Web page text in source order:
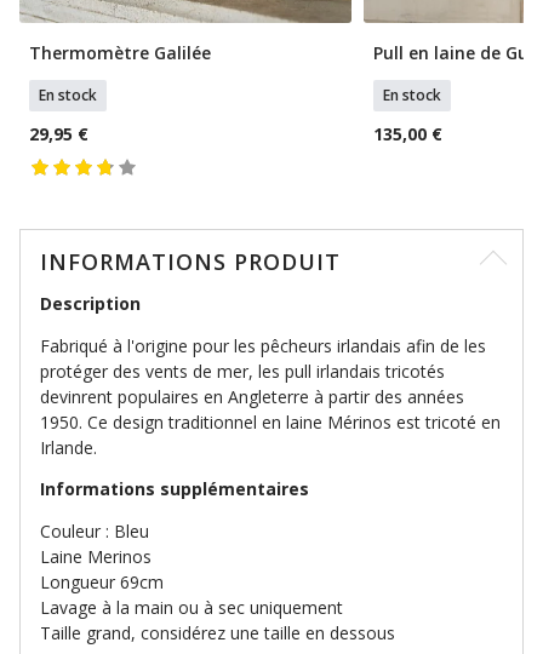
Thermomètre Galilée
En stock
29,95 €
Pull en laine de
En stock
135,00 €
INFORMATIONS PRODUIT
Description
Fabriqué à l'origine pour les pêcheurs irlandais afin de les
protéger des vents de mer, les pull irlandais tricotés
devinrent populaires en Angleterre à partir des années
1950. Ce design traditionnel en laine Mérinos est tricoté en
Irlande.
Informations supplémentaires
Couleur : Bleu
Laine Merinos
Longueur 69cm
Lavage à la main ou à sec uniquement
Taille grand, considérez une taille en dessous